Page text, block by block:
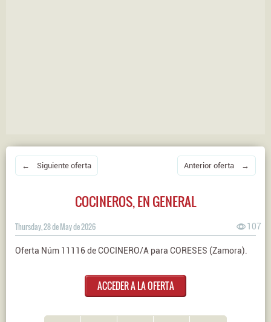
← Siguiente oferta Anterior oferta →
COCINEROS, EN GENERAL
Thursday, 28 de May de 2026 107
Oferta Núm 11116 de COCINERO/A para CORESES (Zamora).
ACCEDER A LA OFERTA